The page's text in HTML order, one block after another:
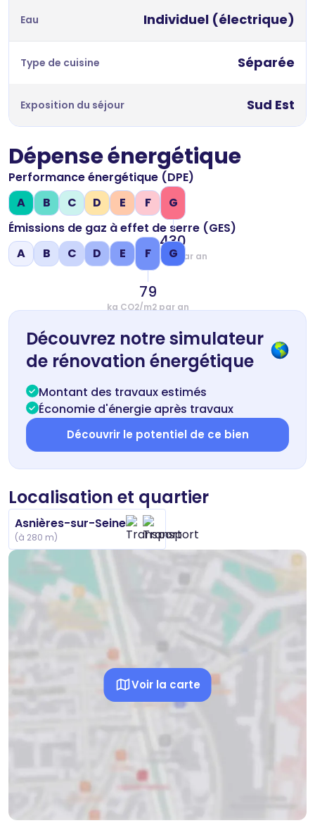
Eau Individuel (électrique)
Type de cuisine Séparée
Exposition du séjour Sud Est
Dépense énergétique
Performance énergétique (DPE)
A
B C D E F G
430
kWh/m2 par an
Émissions de gaz à effet de serre (GES)
A
B C D E F
79
kg CO2/m2 par an
G
Découvrez notre simulateur
de rénovation énergétique
Montant des travaux estimés
Économie d'énergie après travaux
Découvrir le potentiel de ce bien
Localisation et quartier
Asnières-sur-Seine
(à 280 m)
Voir la carte